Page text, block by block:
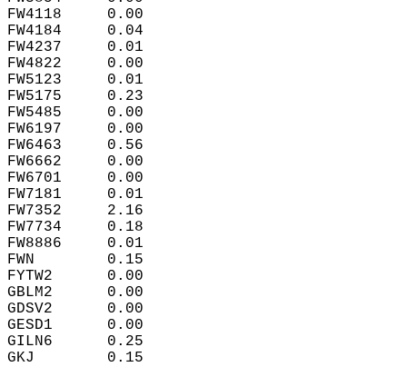
FW4118     0.00
FW4184     0.04
FW4237     0.01
FW4822     0.00
FW5123     0.01
FW5175     0.23
FW5485     0.00
FW6197     0.00
FW6463     0.56
FW6662     0.00
FW6701     0.00
FW7181     0.01
FW7352     2.16
FW7734     0.18
FW8886     0.01
FWN        0.15
FYTW2      0.00
GBLM2      0.00
GDSV2      0.00
GESD1      0.00
GILN6      0.25
GKJ        0.15